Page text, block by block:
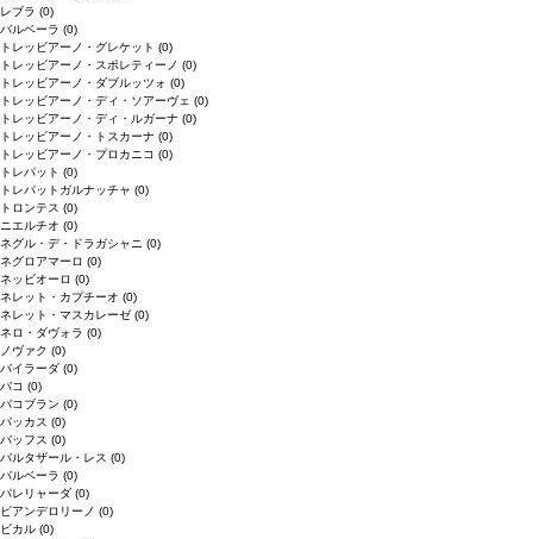
レブラ (0)
バルベーラ (0)
トレッビアーノ・グレケット (0)
トレッビアーノ・スポレティーノ (0)
トレッビアーノ・ダブルッツォ (0)
トレッビアーノ・ディ・ソアーヴェ (0)
トレッビアーノ・ディ・ルガーナ (0)
トレッビアーノ・トスカーナ (0)
トレッビアーノ・プロカニコ (0)
トレパット (0)
トレパットガルナッチャ (0)
トロンテス (0)
ニエルチオ (0)
ネグル・デ・ドラガシャニ (0)
ネグロアマーロ (0)
ネッビオーロ (0)
ネレット・カプチーオ (0)
ネレット・マスカレーゼ (0)
ネロ・ダヴォラ (0)
ノヴァク (0)
バイラーダ (0)
バコ (0)
バコブラン (0)
バッカス (0)
バッフス (0)
バルタザール・レス (0)
バルベーラ (0)
パレリャーダ (0)
ピアンデロリーノ (0)
ビカル (0)